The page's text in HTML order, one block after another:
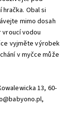
Obal si
mimo dosah
vodou
vyjměte výrobek
v myčce může
13, 60-